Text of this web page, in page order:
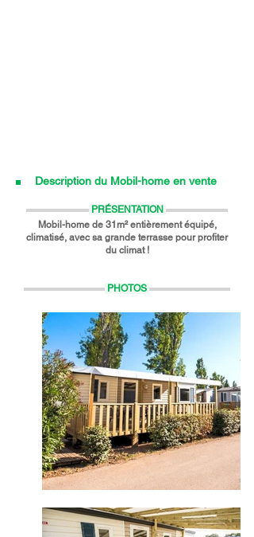
Description du Mobil-home en vente
PRÉSENTATION
Mobil-home de 31m² entièrement équipé,
climatisé, avec sa grande terrasse pour profiter
du climat !
PHOTOS